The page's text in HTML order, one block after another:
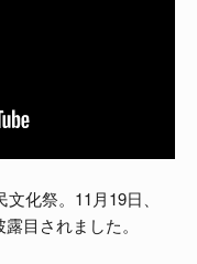
化祭。11月19日、
目されました。